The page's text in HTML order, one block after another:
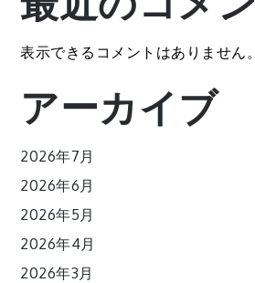
表示できるコメントはありません。
アーカイブ
2026年7月
2026年6月
2026年5月
2026年4月
2026年3月